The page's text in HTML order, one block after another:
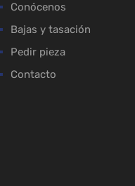
Conócenos
Bajas y tasación
Pedir pieza
Contacto